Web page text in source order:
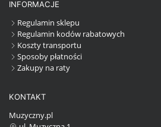
INFORMACJE
Regulamin sklepu
Regulamin kodów rabatowych
Koszty transportu
Sposoby płatności
Zakupy na raty
KONTAKT
Muzyczny.pl